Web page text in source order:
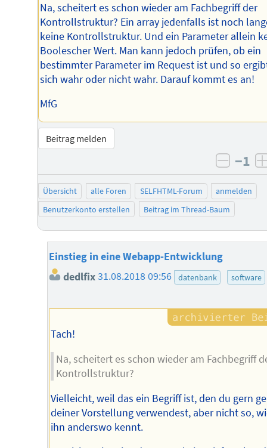
Na, scheitert es schon wieder am Fachbegriff der
Kontrollstruktur? Ein array jedenfalls ist noch
keine Kontrollstruktur. Und ein Parameter allein
Boolescher Wert. Man kann jedoch prüfen, ob ein
bestimmter Parameter im Request ist und so
sich wahr oder nicht wahr. Darauf kommt es an!
MfG
Beitrag melden
−1
Übersicht alle Foren SELFHTML-Forum
anmelden
Benutzerkonto erstellen
Beitrag im Thread-Baum
Einstieg in eine Webapp-Entwicklung
dedlfix31.08.2018 09:56 datenbank software
Tach!
Na, scheitert es schon wieder am Fachbegriff
Kontrollstruktur?
Vielleicht, weil das ein Begriff ist, den du gern
deiner Vorstellung verwendest, aber nicht so,
ihn anderswo kennt.